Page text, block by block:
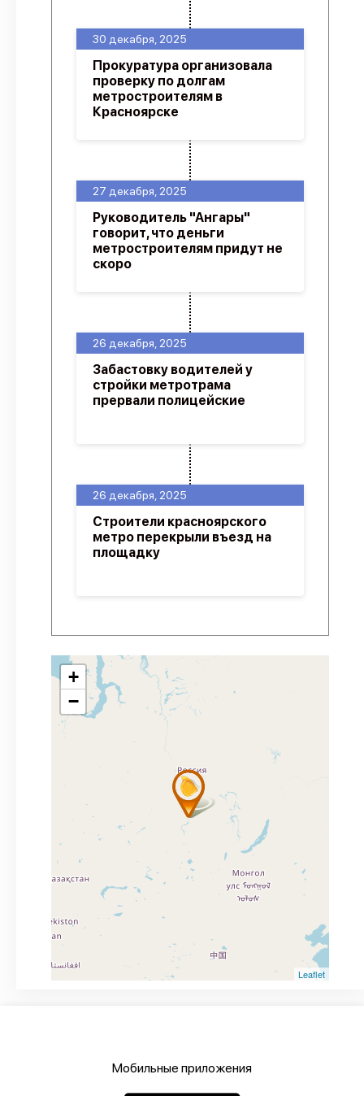
26 декабря, 2025
Строители красноярского
метро перекрыли въезд на
площадку
26 декабря, 2025
Забастовку водителей у
стройки метротрама
прервали полицейские
27 декабря, 2025
Руководитель "Ангары"
говорит, что деньги
метростроителям придут не
скоро
30 декабря, 2025
Прокуратура организовала
проверку по долгам
метростроителям в
Красноярске
+
−
Leaflet
Мобильные приложения